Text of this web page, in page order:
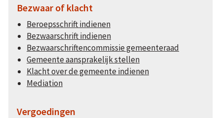
Bezwaar of klacht
Beroepsschrift indienen
Bezwaarschrift indienen
Bezwaarschriftencommissie gemeenteraad
Gemeente aansprakelijk stellen
Klacht over de gemeente indienen
Mediation
Vergoedingen